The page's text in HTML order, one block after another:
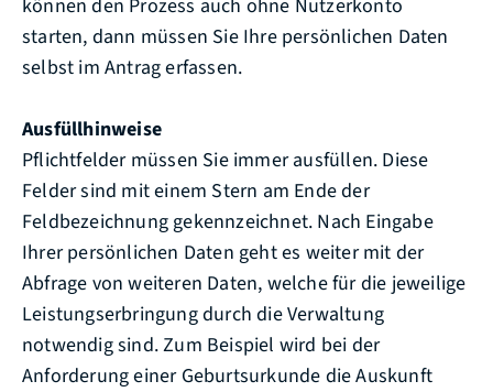
können den Prozess auch ohne Nutzerkonto
starten, dann müssen Sie Ihre persönlichen Daten
selbst im Antrag erfassen.
Ausfüllhinweise
Pflichtfelder müssen Sie immer ausfüllen. Diese
Felder sind mit einem Stern am Ende der
Feldbezeichnung gekennzeichnet. Nach Eingabe
Ihrer persönlichen Daten geht es weiter mit der
Abfrage von weiteren Daten, welche für die jeweilige
Leistungserbringung durch die Verwaltung
notwendig sind. Zum Beispiel wird bei der
Anforderung einer Geburtsurkunde die Auskunft